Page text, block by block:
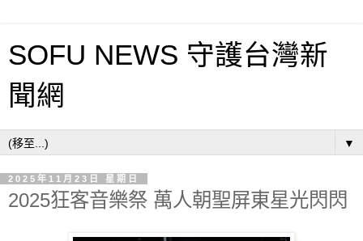
SOFU NEWS 守護台灣新
聞網
▼
2025年11月23日 星期日
2025狂客音樂祭 萬人朝聖屏東星光閃閃